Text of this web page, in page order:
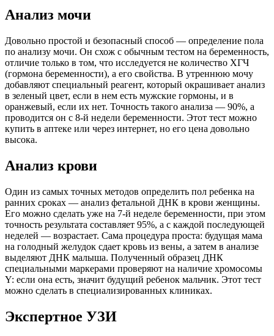
Анализ мочи
Довольно простой и безопасный способ — определение пола
по анализу мочи. Он схож с обычным тестом на беременность,
отличие только в том, что исследуется не количество ХГЧ
(гормона беременности), а его свойства. В утреннюю мочу
добавляют специальный реагент, который окрашивает анализ
в зеленый цвет, если в нем есть мужские гормоны, и в
оранжевый, если их нет. Точность такого анализа — 90%, а
проводится он с 8-й недели беременности. Этот тест можно
купить в аптеке или через интернет, но его цена довольно
высока.
Анализ крови
Один из самых точных методов определить пол ребенка на
ранних сроках — анализ фетальной ДНК в крови женщины.
Его можно сделать уже на 7-й неделе беременности, при этом
точность результата составляет 95%, а с каждой последующей
неделей — возрастает. Сама процедура проста: будущая мама
на голодный желудок сдает кровь из вены, а затем в анализе
выделяют ДНК малыша. Полученный образец ДНК
специальными маркерами проверяют на наличие хромосомы
Y: если она есть, значит будущий ребенок мальчик. Этот тест
можно сделать в специализированных клиниках.
Экспертное УЗИ